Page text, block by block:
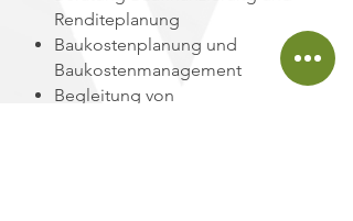
Renditeplanung
Baukostenplanung und
Baukostenmanagement
Begleitung von